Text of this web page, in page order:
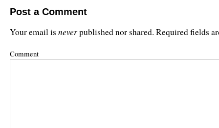
Post a Comment
Your email is neverpublished nor shared. Required fields
Comment